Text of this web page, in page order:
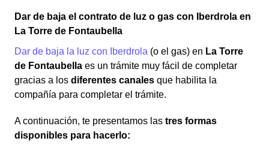
Dar de baja el contrato de luz o gas con Iberdrola en
La Torre de Fontaubella
Dar de baja la luz con Iberdrola (o el gas) en La Torre
de Fontaubella es un trámite muy fácil de completar
gracias a los diferentes canales que habilita la
compañía para completar el trámite.
A continuación, te presentamos las tres formas
disponibles para hacerlo: